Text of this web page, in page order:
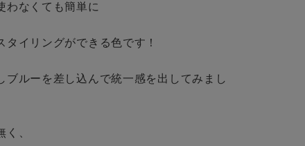
BINGOYA
わなくても簡単に
タイリングができる色です！
ブルーを差し込んで統一感を出してみまし
、